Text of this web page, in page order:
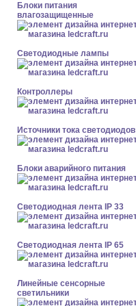
Блоки питания
влагозащищенные
Светодиодные лампы
Контроллеры
Источники тока светодиодов
Блоки аварийного питания
Светодиодная лента IP 33
Светодиодная лента IP 65
Линейные сенсорные
светильники